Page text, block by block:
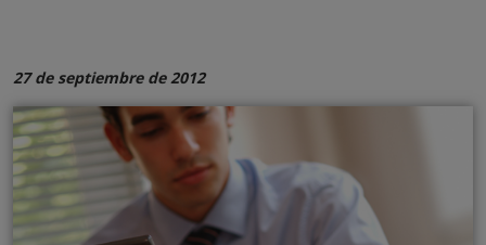
27 de septiembre de 2012